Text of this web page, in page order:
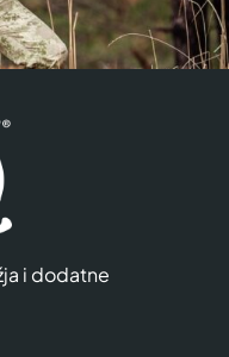
i dodatne